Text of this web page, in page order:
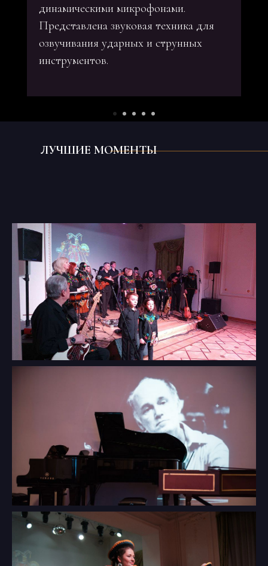
динамическими микрофонами.
Представлена звуковая техника для
озвучивания ударных и струнных
инструментов.
ЛУЧШИЕ МОМЕНТЫ